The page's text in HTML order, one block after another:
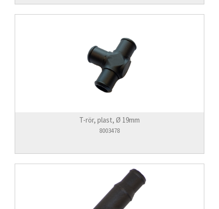
T-rör, plast, Ø 19mm
8003478